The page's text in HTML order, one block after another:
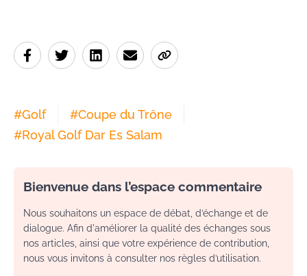
#Golf #Coupe du Trône
#Royal Golf Dar Es Salam
Bienvenue dans l’espace commentaire
Nous souhaitons un espace de débat, d’échange et de
dialogue. Afin d'améliorer la qualité des échanges sous
nos articles, ainsi que votre expérience de contribution,
nous vous invitons à consulter nos règles d’utilisation.